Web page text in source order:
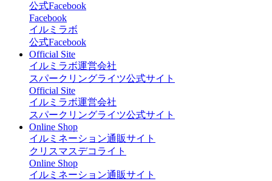
公式Facebook
Facebook
イルミラボ
公式Facebook
Official Site
イルミラボ運営会社
スパークリングライツ公式サイト
Official Site
イルミラボ運営会社
スパークリングライツ公式サイト
Online Shop
イルミネーション通販サイト
クリスマスデコライト
Online Shop
イルミネーション通販サイト